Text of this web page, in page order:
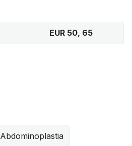
EUR 50, 65
Abdominoplastia